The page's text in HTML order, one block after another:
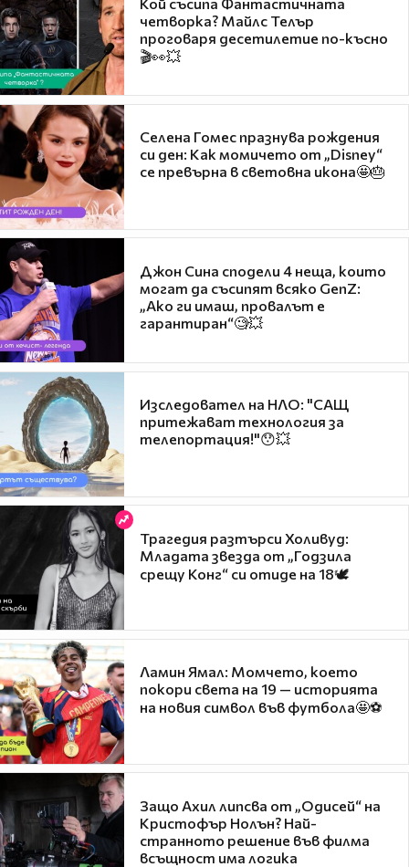
четворка? Майлс Телър
проговаря десетилетие по-късно
🎬👀💥
Селена Гомес празнува рождения
си ден: Как момичето от „Disney“
се превърна в световна икона🤩🎂
Джон Сина сподели 4 неща, които
могат да съсипят всяко GenZ:
„Ако ги имаш, провалът е
гарантиран“🧐💥
Изследовател на НЛО: "САЩ
притежават технология за
телепортация!"😯💥
Трагедия разтърси Холивуд:
Младата звезда от „Годзила
срещу Конг“ си отиде на 18🕊️
Ламин Ямал: Момчето, което
покори света на 19 — историята
на новия символ във футбола🤩⚽
Защо Ахил липсва от „Одисей“ на
Кристофър Нолън? Най-
странното решение във филма
всъщност има логика